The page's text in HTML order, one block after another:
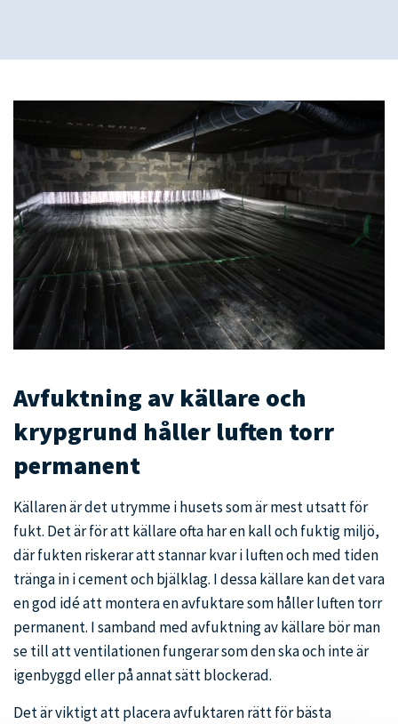
Avfuktning av källare och
krypgrund håller luften torr
permanent
Källaren är det utrymme i husets som är mest utsatt för
fukt. Det är för att källare ofta har en kall och fuktig miljö,
där fukten riskerar att stannar kvar i luften och med tiden
tränga in i cement och bjälklag. I dessa källare kan det vara
en god idé att montera en avfuktare som håller luften torr
permanent. I samband med avfuktning av källare bör man
se till att ventilationen fungerar som den ska och inte är
igenbyggd eller på annat sätt blockerad.
Det är viktigt att placera avfuktaren rätt för bästa